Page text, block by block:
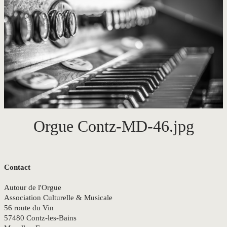
CONTACT
Orgue Contz-MD-46.jpg
Contact
Autour de l'Orgue
Association Culturelle & Musicale
56 route du Vin
57480 Contz-les-Bains